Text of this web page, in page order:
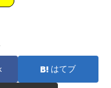
はてブ